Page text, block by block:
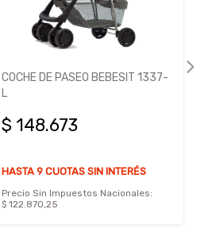
COCHE DE PASEO BEBESIT 1337-
L
$ 148.673
HASTA 9 CUOTAS SIN INTERÉS
Precio Sin Impuestos Nacionales:
$ 122.870,25